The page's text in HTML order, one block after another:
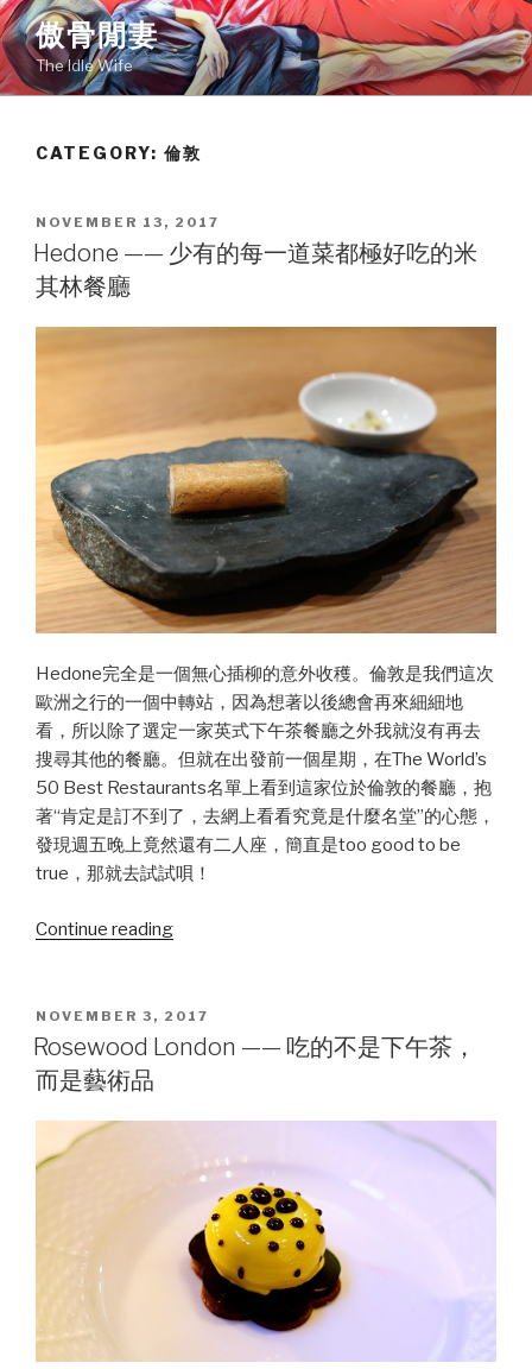
Skip
to
content
傲骨閒妻
The Idle Wife
CATEGORY: 倫敦
POSTED
ON
NOVEMBER 13, 2017
Hedone —— 少有的每一道菜都極好吃的米
其林餐廳
Hedone完全是一個無心插柳的意外收穫。倫敦是我們這次
歐洲之行的一個中轉站，因為想著以後總會再來細細地
看，所以除了選定一家英式下午茶餐廳之外我就沒有再去
搜尋其他的餐廳。但就在出發前一個星期，在The World’s
50 Best Restaurants名單上看到這家位於倫敦的餐廳，抱
著“肯定是訂不到了，去網上看看究竟是什麼名堂”的心態，
發現週五晚上竟然還有二人座，簡直是too good to be
true，那就去試試唄！
Continue reading
有
的
都
好
吃
其
POSTED
ON
NOVEMBER 3, 2017
Rosewood London —— 吃的不是下午茶，
而是藝術品